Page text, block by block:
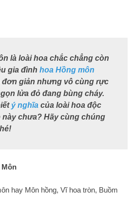
là loài hoa chắc chẳng còn
gia đình hoa Hồng môn
đơn giản nhưng vô cùng rực
lửa đỏ đang bùng cháy.
ý nghĩacủa loài hoa độc
này chưa? Hãy cùng chúng
hay Môn hồng, Vĩ hoa tròn, Buồm